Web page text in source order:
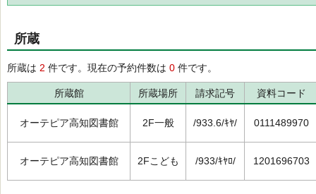
所蔵
所蔵は 2 件です。現在の予約件数は 0 件です。
所蔵館 所蔵場所 請求記号 資料コード
オーテピア高知図書館 2F一般 /933.6/ｷﾔ/ 0111489970
オーテピア高知図書館 2Fこども /933/ｷﾔﾛ/ 1201696703